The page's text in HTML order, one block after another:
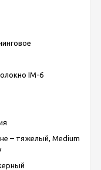
IM-6
– тяжелый, Medium